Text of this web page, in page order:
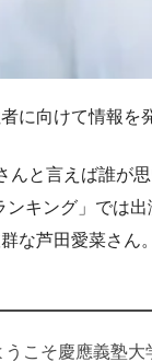
に向けて情報を
んと言えば誰が
ンキング」では
な芦田愛菜さん
こそ慶應義塾大